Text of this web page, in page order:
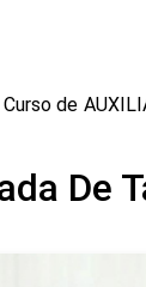
Curso de
De